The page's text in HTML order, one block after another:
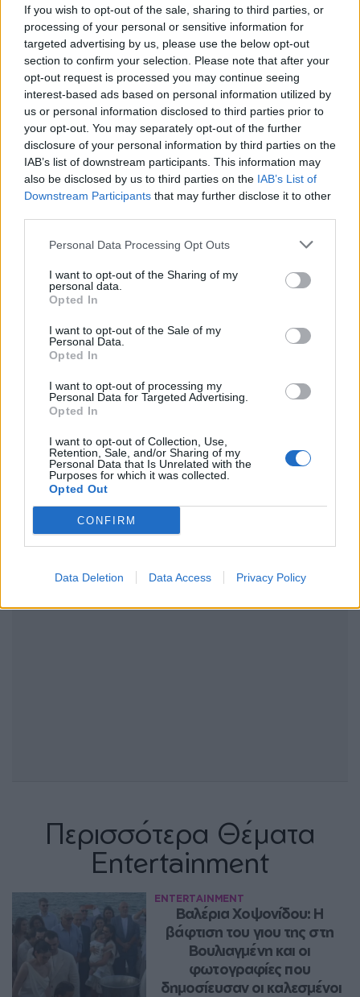
If you wish to opt-out of the sale, sharing to third parties, or
processing of your personal or sensitive information for
targeted advertising by us, please use the below opt-out
section to confirm your selection. Please note that after your
opt-out request is processed you may continue seeing
interest-based ads based on personal information utilized by
us or personal information disclosed to third parties prior to
your opt-out. You may separately opt-out of the further
disclosure of your personal information by third parties on the
IAB’s list of downstream participants. This information may
also be disclosed by us to third parties on the IAB’s List of
Downstream Participants that may further disclose it to other
Personal Data Processing Opt Outs
I want to opt-out of the Sharing of my
personal data.
Opted In
I want to opt-out of the Sale of my
Personal Data.
Opted In
I want to opt-out of processing my
Personal Data for Targeted Advertising.
Opted In
I want to opt-out of Collection, Use,
Retention, Sale, and/or Sharing of my
Personal Data that Is Unrelated with the
Purposes for which it was collected.
Opted Out
CONFIRM
Data Deletion Data Access Privacy Policy
Ακολουθήστε το Pink.gr στοGoogle Newsκαι
μάθετε πρώτοιτα πιο hot νέα
Ακολουθήστε το Pink.gr και στο
Instagram
ΔΙΑΦΗΜΙΣΗ
Περισσότερα Θέματα
Entertainment
ENTERTAINMENT
Βαλέρια Χοψονίδου: Η
βάφτιση του γιου της στη
Βουλιαγμένη και οι
φωτογραφίες που
δημοσίευσαν οι καλεσμένοι